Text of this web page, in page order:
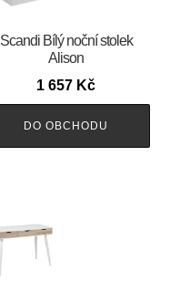
Scandi Bílý noční stolek
Alison
1 657 Kč
DO OBCHODU